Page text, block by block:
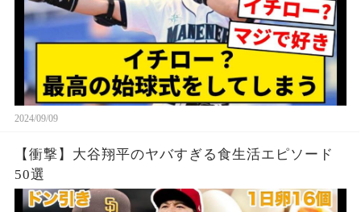
2024/09/09
【衝撃】大谷翔平のヤバすぎる食生活エピソード
50選